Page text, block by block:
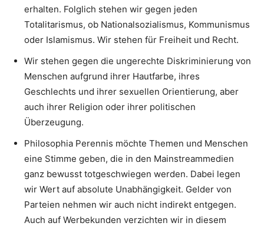
erhalten. Folglich stehen wir gegen jeden
Totalitarismus, ob Nationalsozialismus, Kommunismus
oder Islamismus. Wir stehen für Freiheit und Recht.
Wir stehen gegen die ungerechte Diskriminierung von
Menschen aufgrund ihrer Hautfarbe, ihres
Geschlechts und ihrer sexuellen Orientierung, aber
auch ihrer Religion oder ihrer politischen
Überzeugung.
Philosophia Perennis möchte Themen und Menschen
eine Stimme geben, die in den Mainstreammedien
ganz bewusst totgeschwiegen werden. Dabei legen
wir Wert auf absolute Unabhängigkeit. Gelder von
Parteien nehmen wir auch nicht indirekt entgegen.
Auch auf Werbekunden verzichten wir in diesem